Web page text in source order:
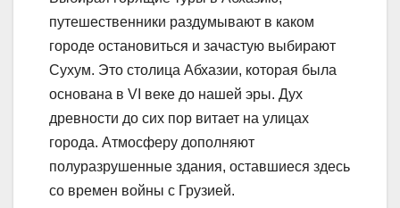
путешественники раздумывают в каком
городе остановиться и зачастую выбирают
Сухум. Это столица Абхазии, которая была
основана в VI веке до нашей эры. Дух
древности до сих пор витает на улицах
города. Атмосферу дополняют
полуразрушенные здания, оставшиеся здесь
со времен войны с Грузией.